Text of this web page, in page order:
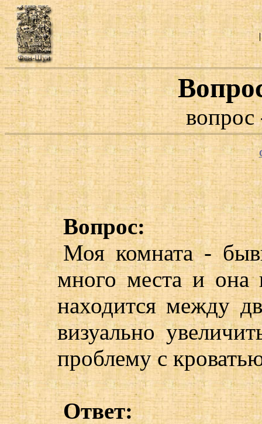
Вопрос:
Моя комната -
много места и она
находится между
визуально
проблему с
Ответ: